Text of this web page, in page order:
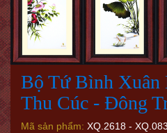
Bộ Tứ Bình Xuân
Thu Cúc - Đông
Mã sản phẩm: XQ.2618 -